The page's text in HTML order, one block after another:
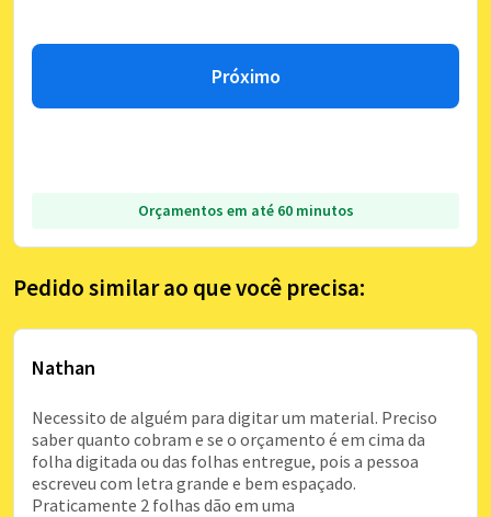
Próximo
Orçamentos em até 60 minutos
Pedido similar ao que você precisa:
Nathan
Necessito de alguém para digitar um material. Preciso
saber quanto cobram e se o orçamento é em cima da
folha digitada ou das folhas entregue, pois a pessoa
escreveu com letra grande e bem espaçado.
Praticamente 2 folhas dão em uma